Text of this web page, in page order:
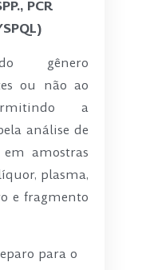
PCR
gênero
ou não ao
a
análise de
em amostras
plasma,
e fragmento
para o